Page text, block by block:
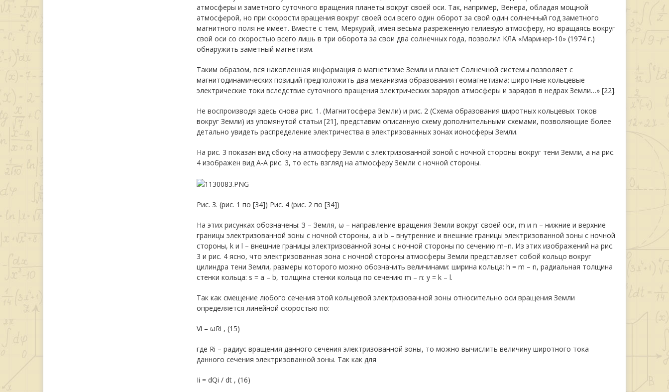
атмосферы и заметного суточного вращения планеты вокруг своей оси. Так, например, Венера, обладая мощной
атмосферой, но при скорости вращения вокруг своей оси всего один оборот за свой один солнечный год заметного
магнитного поля не имеет. Вместе с тем, Меркурий, имея весьма разреженную гелиевую атмосферу, но вращаясь вокруг
свой оси со скоростью всего лишь в три оборота за свои два солнечных года, позволил КЛА «Маринер-10» (1974 г.)
обнаружить заметный магнетизм.
Таким образом, вся накопленная информация о магнетизме Земли и планет Солнечной системы позволяет с
магнитодинамических позиций предположить два механизма образования геомагнетизма: широтные кольцевые
электрические токи вследствие суточного вращения электрических зарядов атмосферы и зарядов в недрах Земли…» [22].
Не воспроизводя здесь снова рис. 1. (Магнитосфера Земли) и рис. 2 (Схема образования широтных кольцевых токов
вокруг Земли) из упомянутой статьи [21], представим описанную схему дополнительными схемами, позволяющие более
детально увидеть распределение электричества в электризованных зонах ионосферы Земли.
На рис. 3 показан вид сбоку на атмосферу Земли с электризованной зоной с ночной стороны вокруг тени Земли, а на рис.
4 изображен вид А-А рис. 3, то есть взгляд на атмосферу Земли с ночной стороны.
Рис. 3. (рис. 1 по [34]) Рис. 4 (рис. 2 по [34])
На этих рисунках обозначены: З – Земля, ω – направление вращения Земли вокруг своей оси, m и n – нижние и верхние
границы электризованной зоны с ночной стороны, a и b – внутренние и внешние границы электризованной зоны с ночной
стороны, k и l – внешние границы электризованной зоны с ночной стороны по сечению m–n. Из этих изображений на рис.
3 и рис. 4 ясно, что электризованная зона с ночной стороны атмосферы Земли представляет собой кольцо вокруг
цилиндра тени Земли, размеры которого можно обозначить величинами: ширина кольца: h = m – n, радиальная толщина
стенки кольца: s = a – b, толщина стенки кольца по сечению m – n: y = k – l.
Так как смещение любого сечения этой кольцевой электризованной зоны относительно оси вращения Земли
определяется линейной скоростью по:
Vi = ωRi , (15)
где Ri – радиус вращения данного сечения электризованной зоны, то можно вычислить величину широтного тока
данного сечения электризованной зоны. Так как для
Ii = dQi / dt , (16)